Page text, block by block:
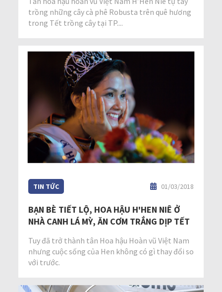
trồng những cây cà phê Robusta trên quê hương
trong Tết trồng cây tại TP....
TIN TỨC 01/03/2018
BẠN BÈ TIẾT LỘ, HOA HẬU H'HEN NIÊ Ở
NHÀ CANH LÁ MỲ, ĂN CƠM TRẮNG DỊP TẾT
Tuy đã trở thành tân Hoa hậu Hoàn vũ Việt Nam
nhưng cuộc sống của Hen không có gì thay đổi so
với trước.